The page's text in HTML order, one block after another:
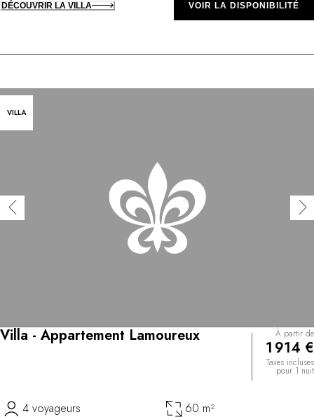
DÉCOUVRIR LA VILLA VOIR LA DISPONIBILITÉ
VILLA
Villa - Appartement Lamoureux À partir de
1 914 €
Taxes incluses
pour 1 nuit
4 voyageurs 60 m²